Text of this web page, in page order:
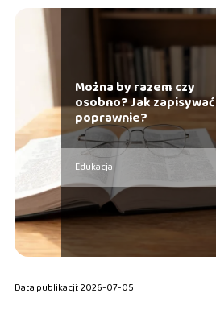
Można by razem czy
osobno? Jak zapisywać
poprawnie?
Edukacja
Data publikacji: 2026-07-05